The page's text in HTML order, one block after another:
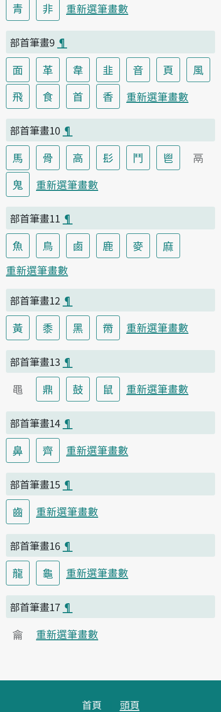
青
非 重新選筆畫數
部首筆畫9 ¶
面 革 韋 韭 音 頁
風
飛
食 首 香 重新選筆畫數
部首筆畫10 ¶
馬 骨 高 髟 鬥 鬯
鬲
鬼
重新選筆畫數
部首筆畫11 ¶
魚 鳥 鹵 鹿 麥 麻
重新選筆畫數
部首筆畫12 ¶
黃 黍 黑 黹 重新選筆畫數
部首筆畫13 ¶
黽 鼎 鼓 鼠 重新選筆畫數
部首筆畫14 ¶
鼻 齊 重新選筆畫數
部首筆畫15 ¶
齒 重新選筆畫數
部首筆畫16 ¶
龍 龜 重新選筆畫數
部首筆畫17 ¶
龠 重新選筆畫數
首頁 頭頁